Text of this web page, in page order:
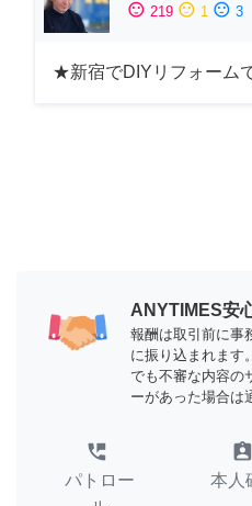
sentiment_satisfied 219 sentiment_neutral 1 sentiment_dissatisfied 3
★新宿でDIYリフォーム
ANYTIMES安
報酬は取引前に事
に振り込まれます
でも不審な内容の
ーがあった場合は
perm_phone_msg
パトロー
assignment_ind
本人